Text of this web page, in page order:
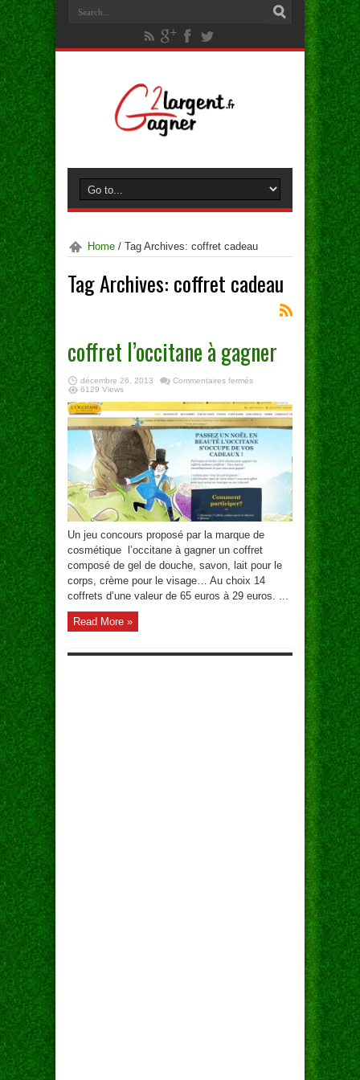
Home / Tag Archives: coffret cadeau
Tag Archives: coffret cadeau
coffret l’occitane à gagner
décembre 26, 2013 Commentaires fermés
à
gagner
6129 Views
Un jeu concours proposé par la marque de
cosmétique l’occitane à gagner un coffret
composé de gel de douche, savon, lait pour le
corps, crème pour le visage… Au choix 14
coffrets d’une valeur de 65 euros à 29 euros. ...
Read More »